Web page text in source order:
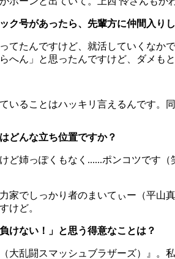
号があったら、先輩方に仲間入り
てたんですけど、就活していくなか
へん」と思ったんですけど、ダメも
いることはハッキリ言えるんです。
んな立ち位置ですか？
ど姉っぽくもなく......ポンコツです
家でしっかり者のまいてぃー（平山
けど。
ない！」と思う得意なことは？
大乱闘スマッシュブラザーズ）』。